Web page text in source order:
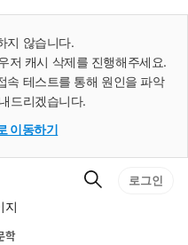
지 않습니다.
저 캐시 삭제를 진행해주세요.
속 테스트를 통해 원인을 파악
드리겠습니다.
이동하기
검
로그인
지
학